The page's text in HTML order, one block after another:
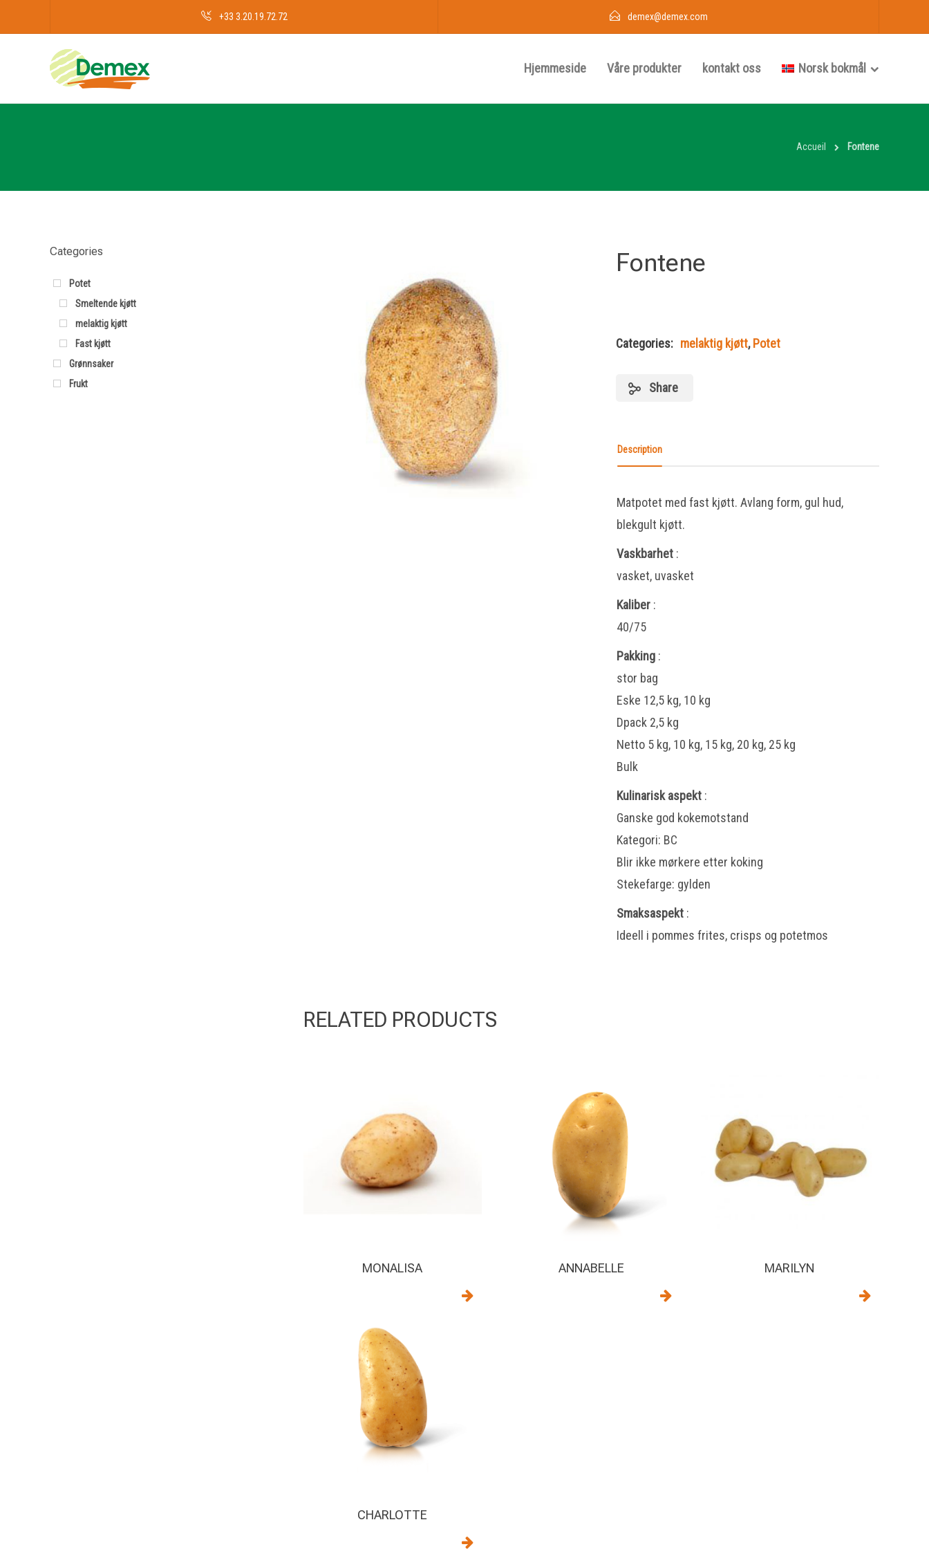
+33 3.20.19.72.72 demex@demex.com
Hjemmeside Våre produkter kontakt oss Norsk bokmål
Accueil Fontene
Fontene
Categories: melaktig kjøtt,Potet
Share
Description
Matpotet med fast kjøtt. Avlang form, gul hud,
blekgult kjøtt.
Vaskbarhet:
vasket, uvasket
Kaliber:
40/75
Pakking:
stor bag
Eske 12,5 kg, 10 kg
Dpack 2,5 kg
Netto 5 kg, 10 kg, 15 kg, 20 kg, 25 kg
Bulk
Kulinarisk aspekt:
Ganske god kokemotstand
Kategori: BC
Blir ikke mørkere etter koking
Stekefarge: gylden
Smaksaspekt:
Ideell i pommes frites, crisps og potetmos
RELATED PRODUCTS
MONALISA ANNABELLE MARILYN
CHARLOTTE
Categories
Potet
Smeltende kjøtt
melaktig kjøtt
Fast kjøtt
Grønnsaker
Frukt